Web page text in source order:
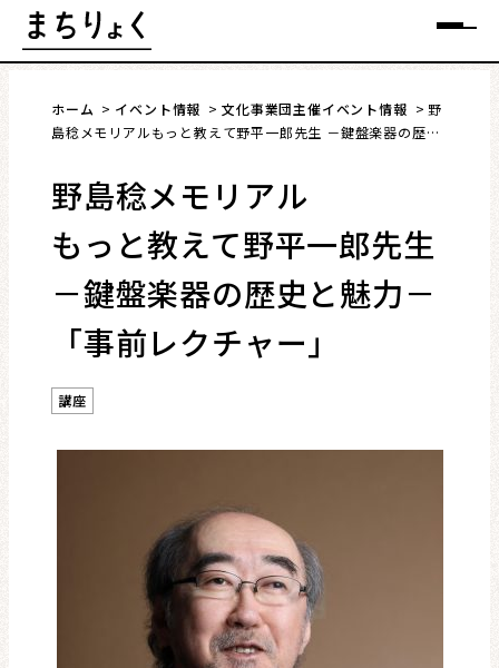
Skip
to
メニュー
まちを語る
イベント情報
特集
連載・コラム
まちりょくについて
ホーム イベント情報 文化事業団主催イベント情報
野
島稔メモリアルもっと教えて野平一郎先生 －鍵盤楽器の歴史
野島稔メモリアル
もっと教えて野平一郎先生
－鍵盤楽器の歴史と魅力－
「事前レクチャー」
講座